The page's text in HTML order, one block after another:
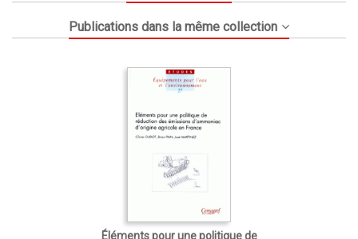
Publications dans la même collection
Éléments pour une politique de